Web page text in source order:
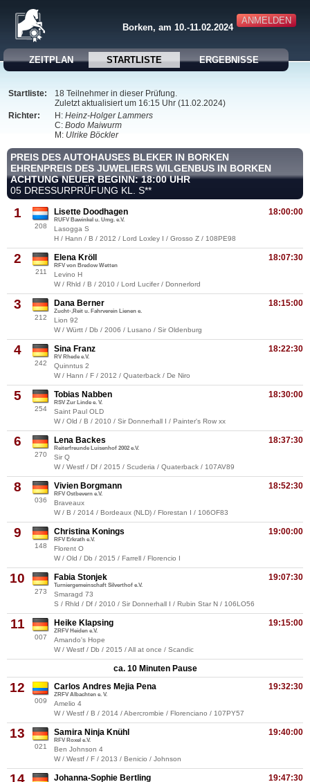
ANMELDEN
Borken, am 10.-11.02.2024
ZEITPLAN STARTLISTE ERGEBNISSE
Startliste:
18 Teilnehmer in dieser Prüfung.
Zuletzt aktualisiert um 16:15 Uhr (11.02.2024)
Richter:
H: Heinz-Holger Lammers
C: Bodo Maiwurm
M: Ulrike Böckler
PREIS DES AUTOHAUSES BLEKER IN BORKEN
EHRENPREIS DES JUWELIERS WILGENBUS IN BORKEN
ACHTUNG NEUER BEGINN: 18:00 UHR
05 DRESSURPRÜFUNG KL. S**
1
208
18:00:00
Lisette Doodhagen
RUFV Bawinkel u. Umg. e.V.
Lasogga S
H / Hann / B / 2012 / Lord Loxley I / Grosso Z / 108PE98
2
211
18:07:30
Elena Kröll
RFV von Bredow Wetten
Levino H
W / Rhld / B / 2010 / Lord Lucifer / Donnerlord
3
212
18:15:00
Dana Berner
Zucht-,Reit u. Fahrverein Lienen e.
Lion 92
W / Württ / Db / 2006 / Lusano / Sir Oldenburg
4
242
18:22:30
Sina Franz
RV Rhede e.V.
Quinntus 2
W / Hann / F / 2012 / Quaterback / De Niro
5
254
18:30:00
Tobias Nabben
RSV Zur Linde e. V.
Saint Paul OLD
W / Old / B / 2010 / Sir Donnerhall I / Painter's Row xx
6
270
18:37:30
Lena Backes
Reiterfreunde Luisenhof 2002 e.V.
Sir Q
W / Westf / Df / 2015 / Scuderia / Quaterback / 107AV89
8
036
18:52:30
Vivien Borgmann
RFV Ostbevern e.V.
Braveaux
W / B / 2014 / Bordeaux (NLD) / Florestan I / 106OF83
9
148
19:00:00
Christina Konings
RFV Erkrath e.V.
Florent O
W / Old / Db / 2015 / Farrell / Florencio I
10
273
19:07:30
Fabia Stonjek
Turniergemeinschaft Silverthof e.V.
Smaragd 73
S / Rhld / Df / 2010 / Sir Donnerhall I / Rubin Star N / 106LO56
11
007
19:15:00
Heike Klapsing
ZRFV Heiden e.V.
Amando's Hope
W / Westf / Db / 2015 / All at once / Scandic
ca. 10 Minuten Pause
12
009
19:32:30
Carlos Andres Mejia Pena
ZRFV Albachten e. V.
Amelio 4
W / Westf / B / 2014 / Abercrombie / Florenciano / 107PY57
13
021
19:40:00
Samira Ninja Knühl
RFV Roxel e.V.
Ben Johnson 4
W / Westf / F / 2013 / Benicio / Johnson
14 19:47:30
Johanna-Sophie Bertling